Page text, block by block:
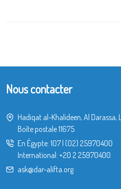
Nous contacter
Hadiqat al-Khalideen, Al Darassa,
Boîte postale 11675
En Égypte: 107 (02) 25970400
International: +20 2 25970400
ask@dar-alifta.org